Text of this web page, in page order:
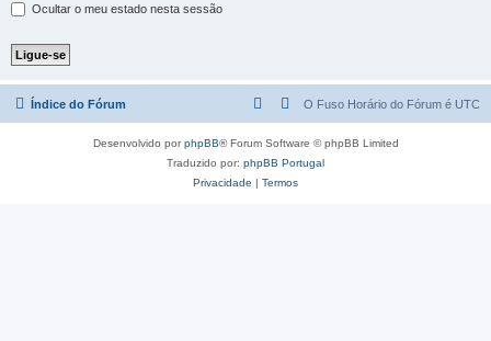
Ocultar o meu estado nesta sessão
Índice do Fórum O Fuso Horário do Fórum é UTC
Desenvolvido porphpBB® Forum Software © phpBB Limited
Traduzido por: phpBB Portugal
Privacidade | Termos